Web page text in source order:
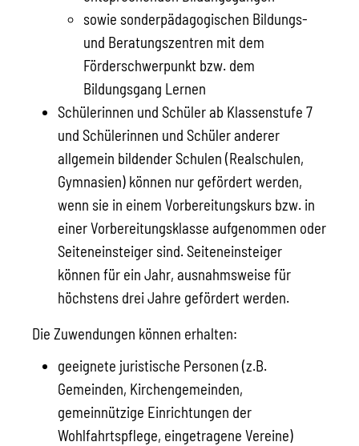
sowie sonderpädagogischen Bildungs-
und Beratungszentren mit dem
Förderschwerpunkt bzw. dem
Bildungsgang Lernen
Schülerinnen und Schüler ab Klassenstufe 7
und Schülerinnen und Schüler anderer
allgemein bildender Schulen (Realschulen,
Gymnasien) können nur gefördert werden,
wenn sie in einem Vorbereitungskurs bzw. in
einer Vorbereitungsklasse aufgenommen oder
Seiteneinsteiger sind. Seiteneinsteiger
können für ein Jahr, ausnahmsweise für
höchstens drei Jahre gefördert werden.
Die Zuwendungen können erhalten:
geeignete juristische Personen (z.B.
Gemeinden, Kirchengemeinden,
gemeinnützige Einrichtungen der
Wohlfahrtspflege, eingetragene Vereine)